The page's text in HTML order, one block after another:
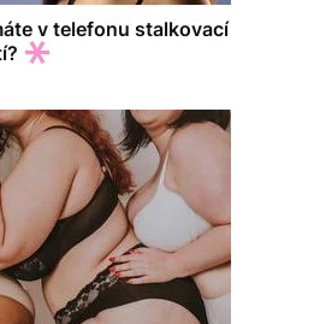
v telefonu stalkovací